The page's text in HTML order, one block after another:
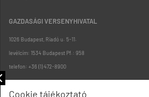
GAZDASÁGI VERSENYHIVATAL
1026 Budapest, Riadó u. 5-11.
levélcím: 1534 Budapest Pf.: 958
telefon: +36 (1) 472-8900
Cookie tájékoztató